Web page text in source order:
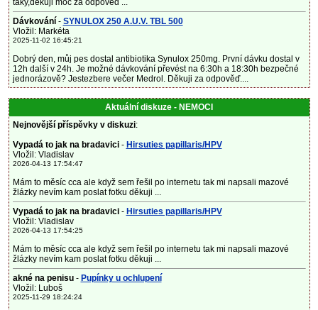
taky,děkuji moc za odpověď ...
Dávkování - SYNULOX 250 A.U.V. TBL 500
Vložil: Markéta
2025-11-02 16:45:21
Dobrý den, můj pes dostal antibiotika Synulox 250mg. První dávku dostal v
12h další v 24h. Je možné dávkování převést na 6:30h a 18:30h bezpečné
jednorázově? Jestezbere večer Medrol. Děkuji za odpověď....
Aktuální diskuze - NEMOCI
Nejnovější příspěvky v diskuzi:
Vypadá to jak na bradavici - Hirsuties papillaris/HPV
Vložil: Vladislav
2026-04-13 17:54:47
Mám to měsíc cca ale když sem řešil po internetu tak mi napsali mazové
žlázky nevím kam poslat fotku děkuji ...
Vypadá to jak na bradavici - Hirsuties papillaris/HPV
Vložil: Vladislav
2026-04-13 17:54:25
Mám to měsíc cca ale když sem řešil po internetu tak mi napsali mazové
žlázky nevím kam poslat fotku děkuji ...
akné na penisu- Pupínky u ochlupení
Vložil: Luboš
2025-11-29 18:24:24